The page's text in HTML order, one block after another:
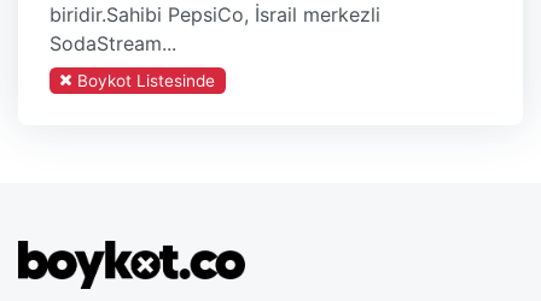
biridir.Sahibi PepsiCo, İsrail merkezli
SodaStream...
Boykot Listesinde